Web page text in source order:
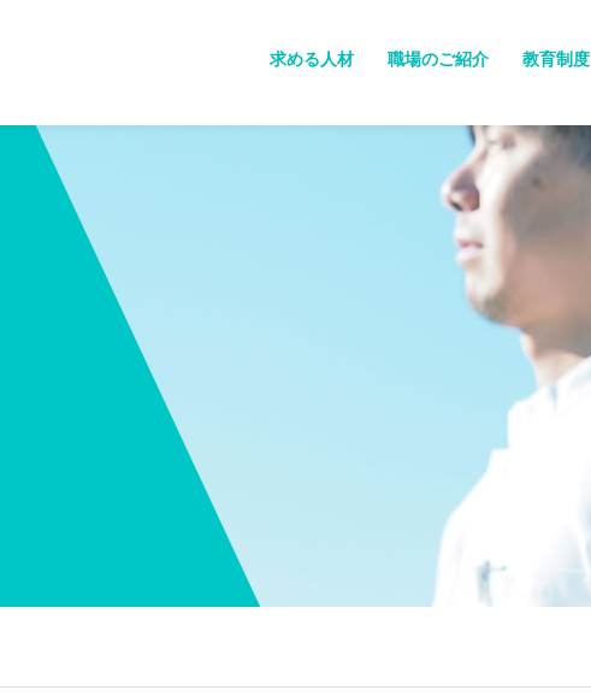
求める人材 職場のご紹介 教育制度